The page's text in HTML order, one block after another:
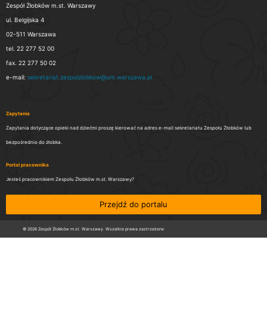
Zespół Żłobków m.st. Warszawy
ul. Belgijska 4
02-511 Warszawa
tel. 22 277 52 00
fax. 22 277 50 02
e-mail: sekretariat.zespolzlobkow@um.warszawa.pl
Zapytania
Zapytania dotyczące opieki nad dziećmi proszę kierować na adres e-mail sekretariatu Zespołu Żłobków lub
bezpośrednio do żłobka.
Portal pracownika
Jesteś pracownikiem Zespołu Żłobków m.st. Warszawy?
Przejdź do portalu
© 2026 Zespół Żłobków m.st. Warszawy. Wszelkie prawa zastrzeżone